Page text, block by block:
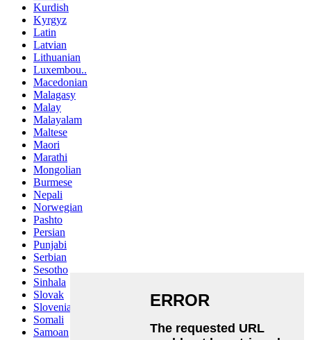
Kurdish
Kyrgyz
Latin
Latvian
Lithuanian
Luxembou..
Macedonian
Malagasy
Malay
Malayalam
Maltese
Maori
Marathi
Mongolian
Burmese
Nepali
Norwegian
Pashto
Persian
Punjabi
Serbian
Sesotho
Sinhala
Slovak
Slovenian
Somali
Samoan